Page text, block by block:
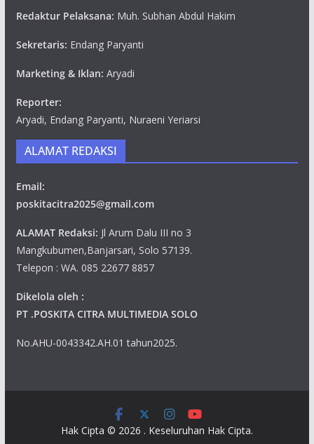
Redaktur Pelaksana: Muh. Subhan Abdul Hakim
Sekretaris: Endang Paryanti
Marketing & Iklan: Aryadi
Reporter:
Aryadi, Endang Paryanti, Nuraeni Yeriarsi
ALAMAT REDAKSI
Email:
poskitacitra2025@gmail.com
ALAMAT Redaksi: Jl Arum Dalu III no 3
Mangkubumen,Banjarsari, Solo 57139.
Telepon : WA. 085 22677 8857
Dikelola oleh :
PT .POSKITA CITRA MULTIMEDIA SOLO
No.AHU-0043342.AH.01 tahun2025.
Hak Cipta © 2026 . Keseluruhan Hak Cipta.